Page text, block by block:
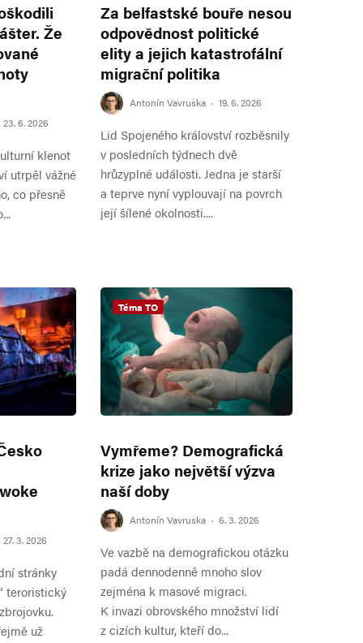
Že
23. 6. 2026
klenot
utrpěl vážné
co přesně
Za belfastské bouře nesou
odpovědnost politické
elity a jejich katastrofální
migrační politika
Antonín Vavruška · 19. 6. 2026
Lid Spojeného království rozběsnily
v posledních týdnech dvě
hrůzyplné události. Jedna je starší
a teprve nyní vyplouvají na povrch
její šílené okolnosti....
27. 3. 2026
stránky
teroristický
už
Téma TO
Vymřeme? Demografická
krize jako největší výzva
naší doby
Antonín Vavruška · 6. 3. 2026
Ve vazbě na demografickou otázku
padá dennodenně mnoho slov
zejména k masové migraci.
K invazi obrovského množství lidí
z cizích kultur, kteří do...